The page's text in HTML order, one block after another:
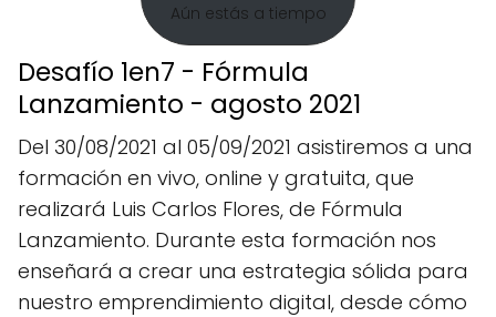
Aún estás a tiempo
Desafío 1en7 - Fórmula
Lanzamiento - agosto 2021
Del 30/08/2021 al 05/09/2021 asistiremos a una
formación en vivo, online y gratuita, que
realizará Luis Carlos Flores, de Fórmula
Lanzamiento. Durante esta formación nos
enseñará a crear una estrategia sólida para
nuestro emprendimiento digital, desde cómo